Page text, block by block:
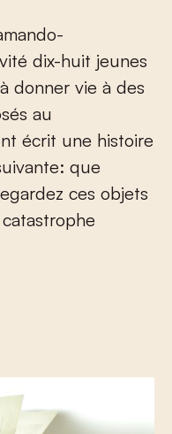
dix-huit jeunes
donner vie à des
au
écrit une histoire
que
ces objets